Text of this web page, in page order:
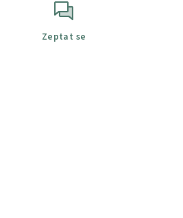
Zeptat se